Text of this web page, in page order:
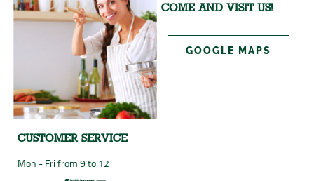
CUSTOMER SERVICE
Mon - Fri from 9 to 12
COME AND VISIT US!
GOOGLE MAPS